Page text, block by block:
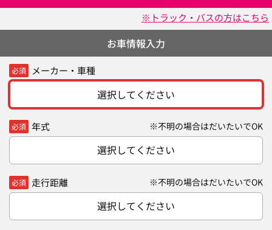
※トラック・バスの方はこちら
お車情報入力
必須 メーカー・車種
選択してください
必須 年式 ※不明の場合はだいたいでOK
選択してください
必須 走行距離 ※不明の場合はだいたいでOK
選択してください